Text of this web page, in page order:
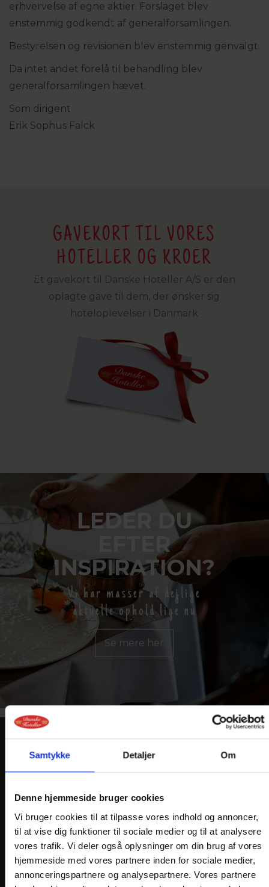
Samtykke Detaljer Om
Denne hjemmeside bruger cookies
Vi bruger cookies til at tilpasse vores indhold og annoncer,
til at vise dig funktioner til sociale medier og til at analysere
vores trafik. Vi deler også oplysninger om din brug af vores
hjemmeside med vores partnere inden for sociale medier,
annonceringspartnere og analysepartnere. Vores partnere
erhvervelse af egne aktier. Forslaget blev
enstemmig godkendt af generalforsamlingen.
Bestyrelsen og revisionen blev enstemmig genvalgt.
Da intet andet forelå til behandling blev
generalforsamlingen hævet.
Som dirigent
Erik Sophus Falck
GAVEKORT TIL VORES
HOTELLER OG KROER
Et gavekort til Danske Hoteller A/S er den
oplagte gave til dem, der ønsker sig
hoteloplevelser i Danmark
LEDER DU
EFTER
INSPIRATION?
Vi har masser af dejlige
aktuelle ophold lige nu
Se mere her
KONTAKT
Danske Hoteller A/S
Gammel Kongevej 102, 1. th.
CVR-nr. 13611300
Henvendelser bedes sendt pr. mail til
info@
danske-hoteller.dk